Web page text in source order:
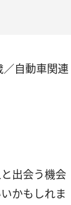
自動車関連
出会う機会
かもしれま